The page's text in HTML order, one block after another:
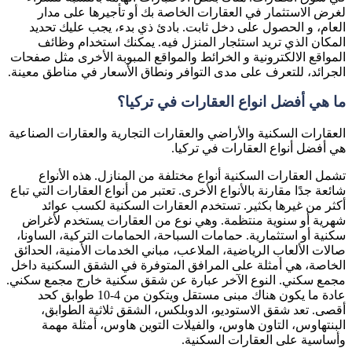
لغرض الاستثمار في العقارات الخاصة بك أو تأجيرها على مدار
العام، و الحصول على دخل ثابت. بادئ ذي بدء، يجب عليك تحديد
المكان الذي تريد استئجار المنزل فيه. يمكنك استخدام وظائف
المواقع الالكترونية و الخرائط والمواقع المبوبة الأخرى مثل صفحات
الجرائد، للتعرف على مدى التوافر ونطاق الأسعار في مناطق معينة.
ما هي أفضل انواع العقارات في تركيا؟
العقارات السكنية والأراضي والعقارات التجارية والعقارات الصناعية
هي أفضل أنواع العقارات في تركيا.
تشمل العقارات السكنية أنواع مختلفة من المنازل. هذه الأنواع
شائعة جدًا مقارنة بالأنواع الأخرى. تعتبر من أنواع العقارات التي تباع
أكثر من غيرها بكثير. تستخدم العقارات السكنية لكسب عوائد
شهرية أو سنوية منتظمة. وهي نوع من العقارات يستخدم لأغراض
سكنية أو استثمارية. حمامات السباحة، الحمامات التركية، الساونا،
صالات الألعاب الرياضية، الملاعب، مباني الخدمات الأمنية، الحدائق
الخاصة، هي أمثلة على المرافق المتوفرة في الشقق السكنية داخل
مجمع سكني. النوع الآخر عبارة عن شقق سكنية خارج مجمع سكني.
عادة ما يكون هناك مبنى مستقل ويتكون من 4-10 طوابق كحد
أقصى. تعد شقق الاستوديو، الدوبلكس، الشقق ثلاثية الطوابق،
البنتهاوس، التاون هاوس، والفيلات التوين هاوس، أمثلة مهمة
وأساسية على العقارات السكنية.